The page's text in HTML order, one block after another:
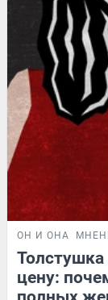
ОН И ОНА
Толстушка
цену: